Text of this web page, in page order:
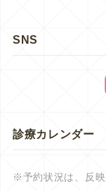
SNS
診療カレンダー
※予約状況は、反